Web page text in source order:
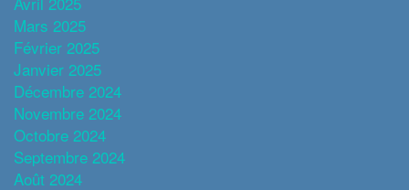
Mars 2025
Février 2025
Janvier 2025
Décembre 2024
Novembre 2024
Octobre 2024
Septembre 2024
Août 2024